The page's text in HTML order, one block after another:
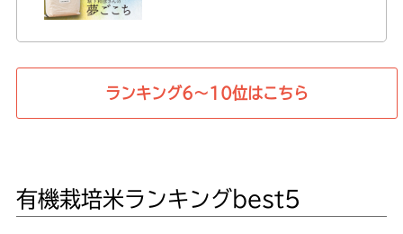
ランキング6〜10位はこちら
有機栽培米ランキングbest5